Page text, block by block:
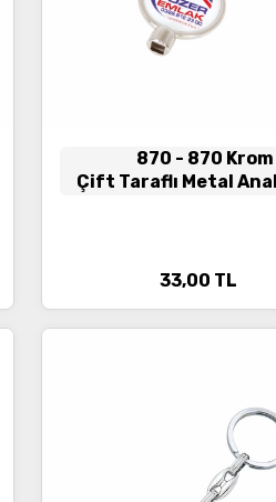
870 - 870 Krom
Çift Taraflı Metal
33,00 TL